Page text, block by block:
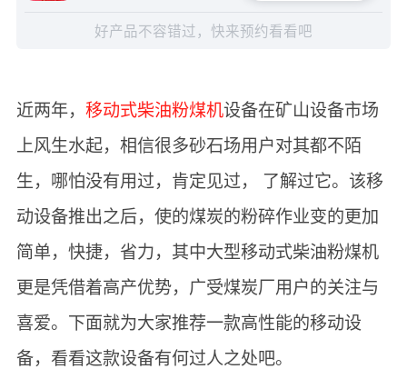
好产品不容错过，快来预约看看吧
近两年， 移动式柴油粉煤机设备在矿山设备市场
上风生水起，相信很多砂石场用户对其都不陌
生，哪怕没有用过，肯定见过， 了解过它。该移
动设备推出之后，使的煤炭的粉碎作业变的更加
简单，快捷，省力，其中大型移动式柴油粉煤机
更是凭借着高产优势，广受煤炭厂用户的关注与
喜爱。下面就为大家推荐一款高性能的移动设
备，看看这款设备有何过人之处吧。